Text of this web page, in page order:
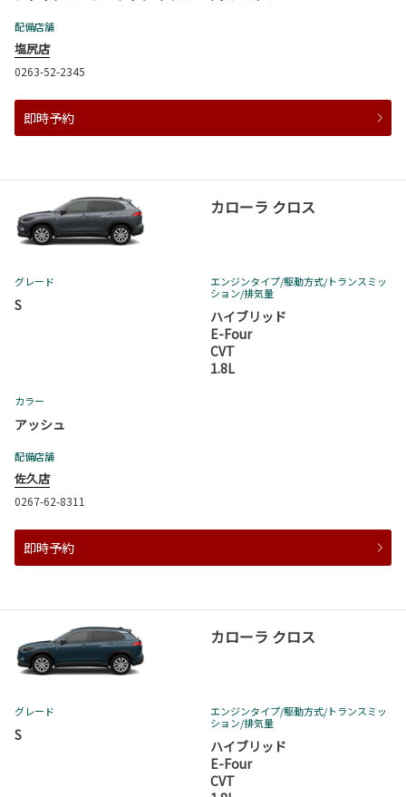
配備店舗
塩尻店
0263-52-2345
即時予約
カローラ クロス
グレード
S
エンジンタイプ/駆動方式/トランスミッ
ション/排気量
ハイブリッド
E-Four
CVT
1.8L
カラー
アッシュ
配備店舗
佐久店
0267-62-8311
即時予約
カローラ クロス
グレード
S
エンジンタイプ/駆動方式/トランスミッ
ション/排気量
ハイブリッド
E-Four
CVT